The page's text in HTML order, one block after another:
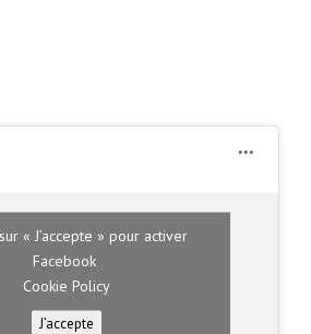
« J’accepte » pour activer
Facebook
Cookie Policy
J’accepte